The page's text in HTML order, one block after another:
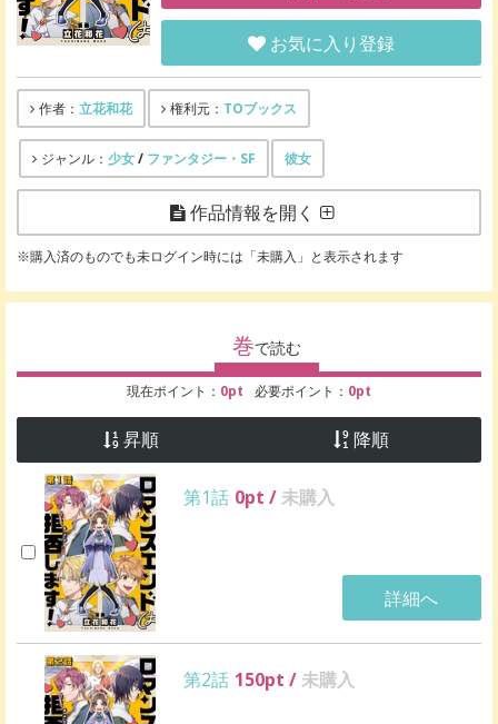
お気に入り登録
作者： 立花和花 権利元： TOブックス
ジャンル： 少女/ ファンタジー・SF 彼女
作品情報を開く
※購入済のものでも未ログイン時には「未購入」と表示されます
巻で読む
現在ポイント： 0pt 必要ポイント： 0pt
昇順 降順
第1話 0pt /未購入
詳細へ
第2話 150pt /未購入